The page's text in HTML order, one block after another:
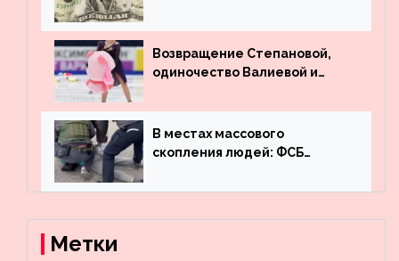
деньги из американского
госдолга
Возвращение Степановой,
одиночество Валиевой и
что обсуждают в мире
фигурного катания
В местах массового
скопления людей: ФСБ
террористов, планировавших
Метки